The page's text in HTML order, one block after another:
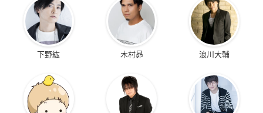
下野紘 木村昴 浪川大輔